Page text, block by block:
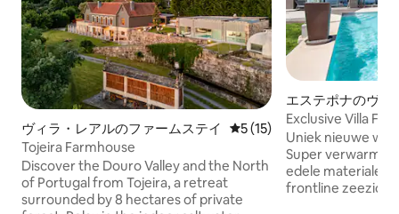
ヴィラ・レアルのファームステイ レビュー15件、5つ星中5つ
5 (15)
Tojeira Farmhouse
Discover the Douro Valley and the North
of Portugal from Tojeira, a retreat
surrounded by 8 hectares of private
エステポナのヴィ
Exclusive Villa
Seaview
Uniek nieuwe
Super verwarmd
edele materialen.
frontline zeezicht